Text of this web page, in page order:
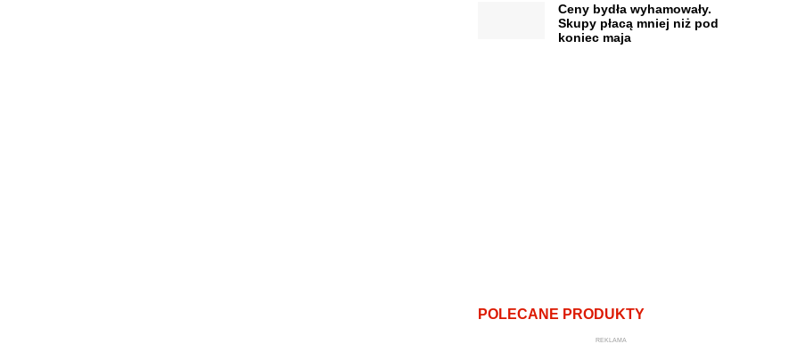
Ceny bydła wyhamowały.
Skupy płacą mniej niż pod
koniec maja
POLECANE PRODUKTY
REKLAMA